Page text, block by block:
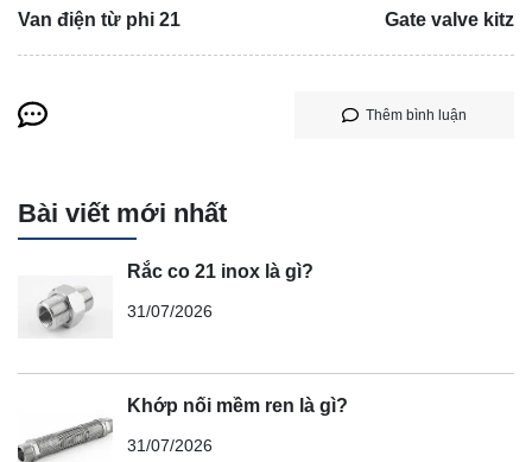
Van điện từ phi 21 Gate valve kitz
Thêm bình luận
Bài viết mới nhất
Rắc co 21 inox là gì?
31/07/2026
Khớp nối mềm ren là gì?
31/07/2026